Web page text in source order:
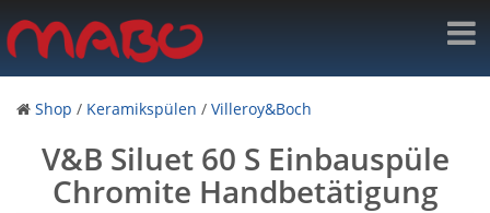
Shop / Keramikspülen / Villeroy&Boch
V&B Siluet 60 S Einbauspüle
Chromite Handbetätigung